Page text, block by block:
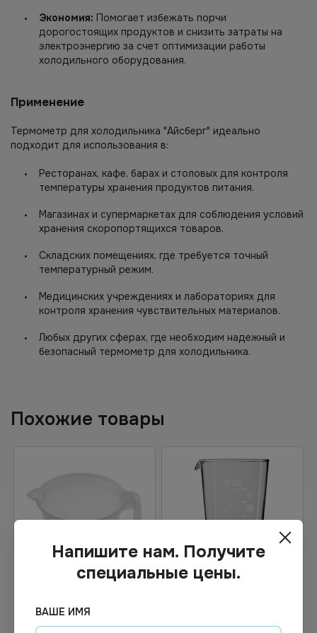
Экономия: Помогает избежать порчи
дорогостоящих продуктов и снизить затраты на
электроэнергию за счет оптимизации работы
холодильного оборудования.
Применение
Термометр для холодильника "Айсберг" идеально
подходит для использования в:
Ресторанах, кафе, барах и столовых для контроля
температуры хранения продуктов питания.
Магазинах и супермаркетах для соблюдения условий
хранения скоропортящихся товаров.
Складских помещениях, где требуется точный
температурный режим.
Медицинских учреждениях и лабораториях для
контроля хранения чувствительных материалов.
Любых других сферах, где необходим надежный и
безопасный термометр для холодильника.
Похожие товары
Цена по запросу
Арт.01353 Под заказ Арт.01343 Под заказ
Напишите нам. Получите
специальные цены.
ВАШЕ ИМЯ